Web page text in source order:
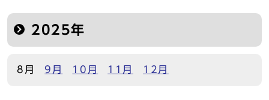
2025年
8月 9月 10月 11月 12月